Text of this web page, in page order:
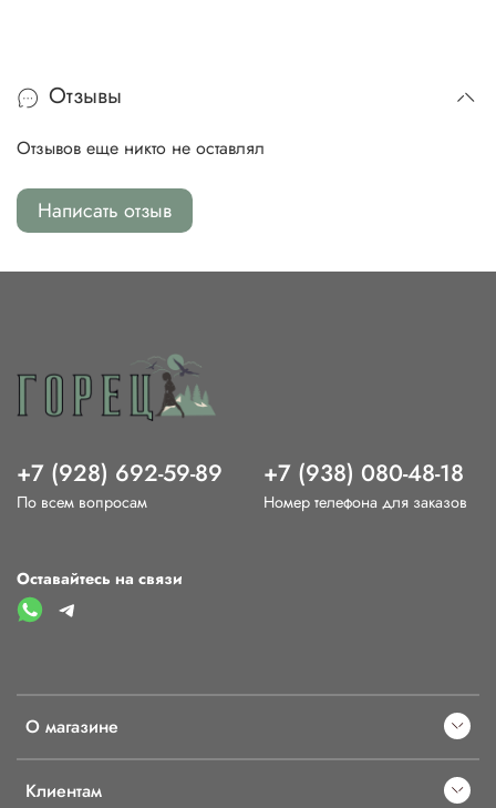
Отзывы
Отзывов еще никто не оставлял
Написать отзыв
О магазине
Клиентам
+7 (928) 692-59-89
По всем вопросам
+7 (938) 080-48-18
Номер телефона для заказов
Оставайтесь на связи